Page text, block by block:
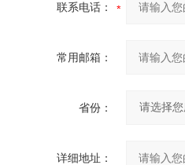
联系电话：
常用邮箱：
省份：
详细地址：